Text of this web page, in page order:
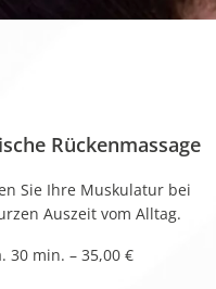
Rückenmassage
Sie Ihre Muskulatur bei
Auszeit vom Alltag.
30 min. – 35,00 €